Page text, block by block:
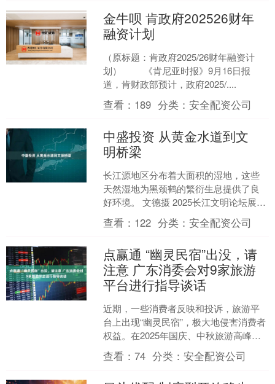
金牛呗 肯政府202526财年
融资计划
（原标题：肯政府2025/26财年融资计
划） 《肯尼亚时报》9月16日报
道，肯财政部预计，政府2025/....
查看： 189 分类：安全配资公司
中盛投资 从黄金水道到文
明桥梁
长江源地区分布着大面积的湿地，这些
天然湿地为黑颈鹤的繁衍生息提供了良
好环境。 文德摄 2025长江文明论坛展示
的“跟着非遗游长江”非遗旅游地图（局
部）。 重庆市....
查看： 122 分类：安全配资公司
点赢通 “幽灵民宿”出没，请
注意 广东消委会对9家旅游
平台进行指导谈话
近期，一些消费者反映和投诉，旅游平
台上出现“幽灵民宿”，极大地侵害消费者
权益。在2025年国庆、中秋旅游高峰期
即将到来之际，广东省消委会联合汕
尾、清远等部分地市....
查看：74 分类：安全配资公司